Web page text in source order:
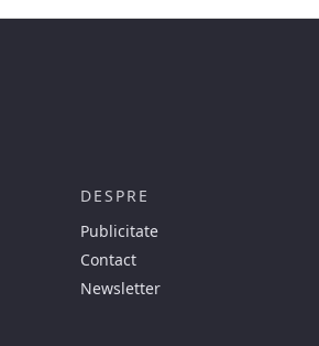
DESPRE
Publicitate
Contact
Newsletter